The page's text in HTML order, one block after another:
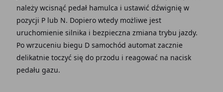
należy wcisnąć pedał hamulca i ustawić dźwignię w
pozycji P lub N. Dopiero wtedy możliwe jest
uruchomienie silnika i bezpieczna zmiana trybu jazdy.
Po wrzuceniu biegu D samochód automat zacznie
delikatnie toczyć się do przodu i reagować na nacisk
pedału gazu.